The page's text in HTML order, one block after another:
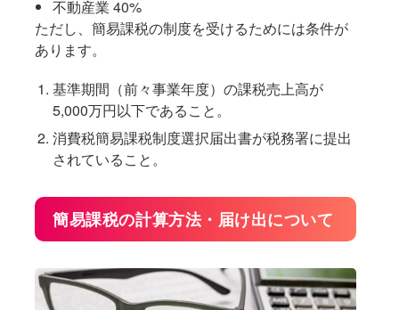
不動産業 40%
ただし、簡易課税の制度を受けるためには条件が
あります。
基準期間（前々事業年度）の課税売上高が
5,000万円以下であること。
消費税簡易課税制度選択届出書が税務署に提出
されていること。
簡易課税の計算方法・届け出について